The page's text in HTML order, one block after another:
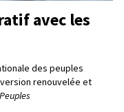
avec les
des peuples
renouvelée et